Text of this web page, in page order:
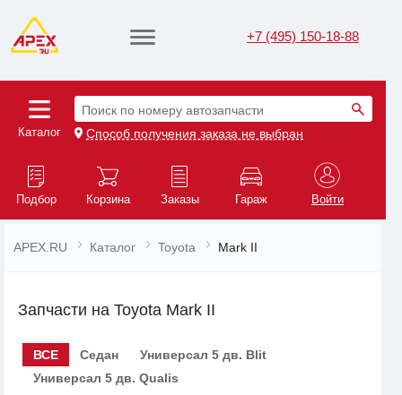
+7 (495) 150-18-88
Каталог
Поиск по номеру автозапчасти
Способ получения заказа не выбран
Подбор Корзина Заказы Гараж Войти
APEX.RU Каталог Toyota Mark II
Запчасти на Toyota Mark II
ВСЕ Седан
Универсал 5 дв. Blit
Универсал 5 дв. Qualis